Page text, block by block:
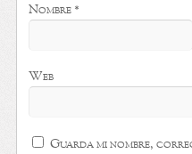
Nombre *
Web
Guarda mi nombre,